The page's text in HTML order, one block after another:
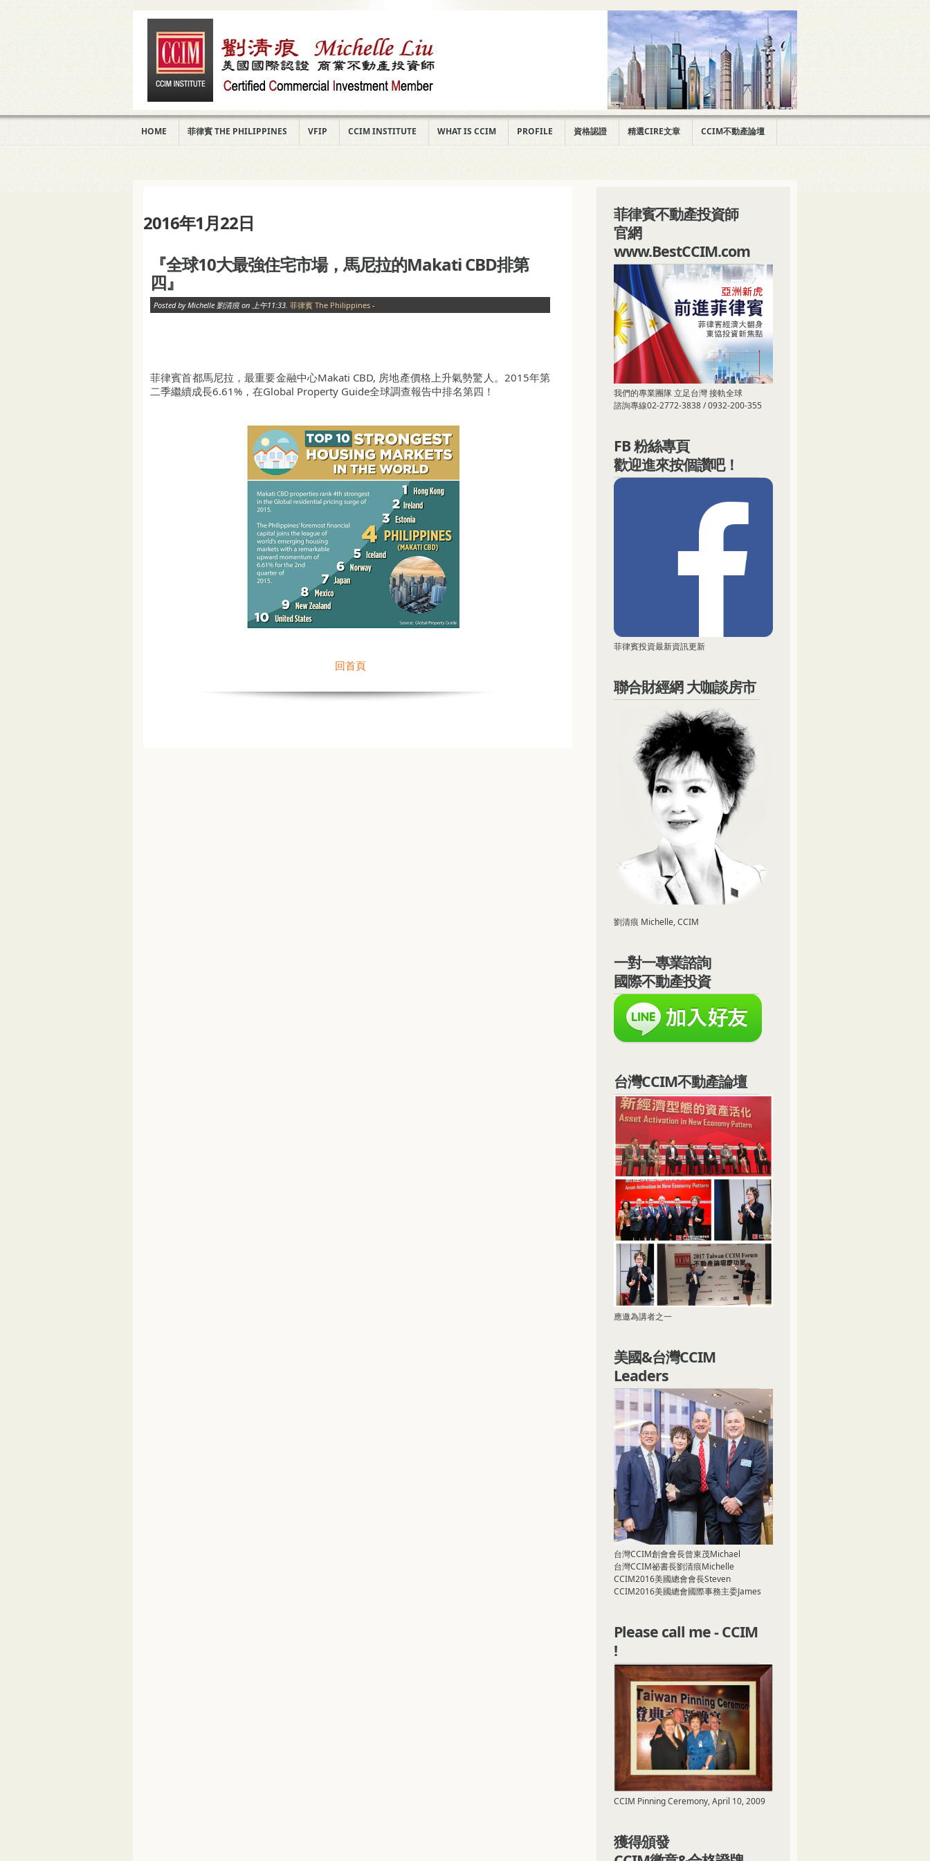
HOME 菲律賓 THE PHILIPPINES VFIP CCIM INSTITUTE WHAT IS CCIM PROFILE 資格認證 精選CIRE文章 CCIM不動產論壇
菲律賓不動產投資師
官網
www.BestCCIM.com
我們的專業團隊 立足台灣 接軌全球
諮詢專線02-2772-3838 / 0932-200-355
FB 粉絲專頁
歡迎進來按個讚吧！
菲律賓投資最新資訊更新
聯合財經網 大咖談房市
劉清痕 Michelle, CCIM
一對一專業諮詢
國際不動產投資
台灣CCIM不動產論壇
應邀為講者之一
美國&台灣CCIM
Leaders
台灣CCIM創會會長曾東茂Michael
台灣CCIM祕書長劉清痕Michelle
CCIM2016美國總會會長Steven
CCIM2016美國總會國際事務主委James
Please call me - CCIM
!
CCIM Pinning Ceremony, April 10, 2009
獲得頒發
2016年1月22日
『全球10大最強住宅市場，馬尼拉的Makati CBD排第
四』
Posted by Michelle 劉清痕 on 上午11:33. 菲律賓 The Philippines -
菲律賓首都馬尼拉，最重要金融中心Makati CBD, 房地產價格上升氣勢驚人。2015年第
二季繼續成長6.61%，在Global Property Guide全球調查報告中排名第四！
回首頁